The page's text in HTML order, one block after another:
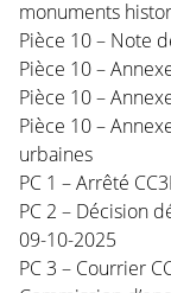
monuments
Pièce 10 – Note
Pièce 10 –
Pièce 10 –
Pièce 10 –
urbaines
PC 1 – Arrêté
PC 2 – Décision
09-10-2025
PC 3 – Courrier